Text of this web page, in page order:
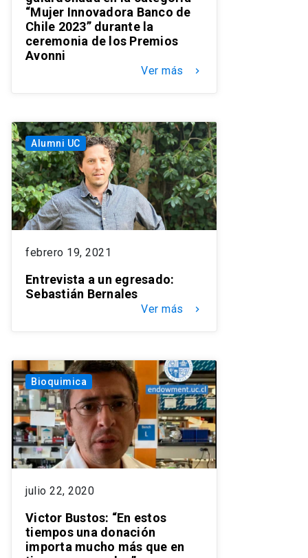
“Mujer Innovadora Banco de
Chile 2023” durante la
ceremonia de los Premios
Avonni
Ver más keyboard_arrow_right
Alumni UC
febrero 19, 2021
Entrevista a un egresado:
Sebastián Bernales
Ver más keyboard_arrow_right
Bioquimica
julio 22, 2020
Victor Bustos: “En estos
tiempos una donación
importa mucho más que en